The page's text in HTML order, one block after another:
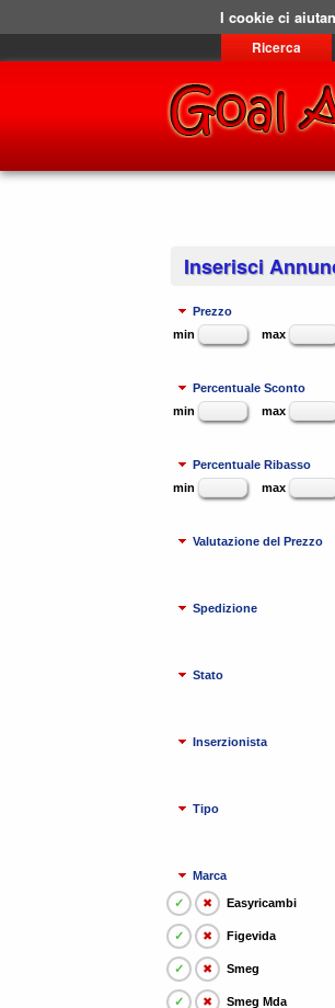
Ricerca
Inserisci
Prezzo
min
max
Percentuale Sconto
min
max
Percentuale Ribasso
min
max
Valutazione del Prezzo
Spedizione
Stato
Inserzionista
Tipo
Marca
✓ ✖ Easyricambi
✓ ✖ Figevida
✓ ✖ Smeg
✓ ✖ Smeg Mda
I cookie ci